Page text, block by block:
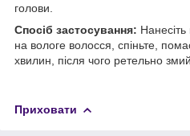
голови.
Спосіб застосування:
на вологе волосся, спіньте,
хвилин, після чого ретельно
Приховати